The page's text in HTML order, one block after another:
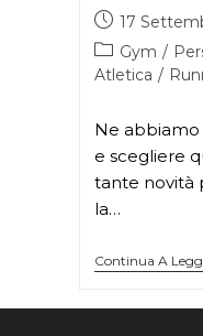
17
Gym /
Atletica /
Ne abbiamo
e scegliere
tante novità
la…
Continua A